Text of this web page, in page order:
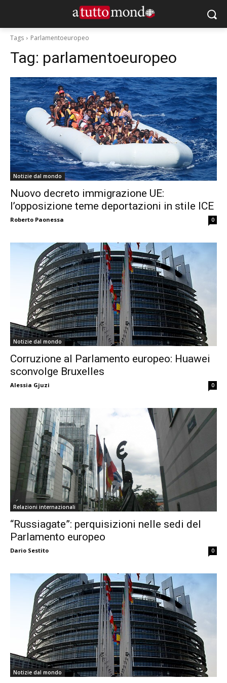
Tags Parlamentoeuropeo
Tag: parlamentoeuropeo
Notizie dal mondo
Nuovo decreto immigrazione UE:
l’opposizione teme deportazioni in stile ICE
Roberto Paonessa 0
Notizie dal mondo
Corruzione al Parlamento europeo: Huawei
sconvolge Bruxelles
Alessia Gjuzi 0
Relazioni internazionali
“Russiagate”: perquisizioni nelle sedi del
Parlamento europeo
Dario Sestito 0
Notizie dal mondo